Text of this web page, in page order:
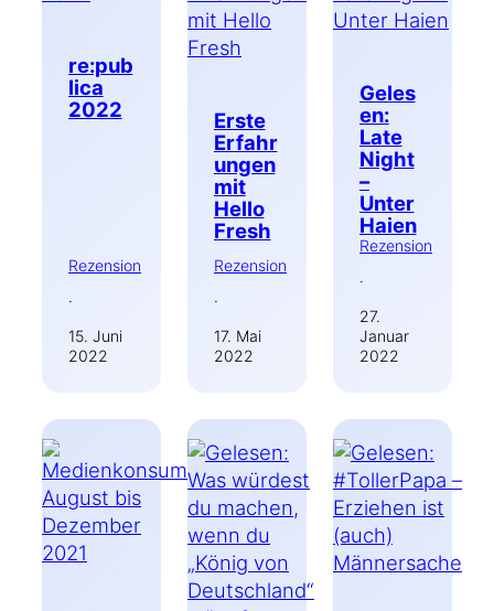
re:pub
lica
2022
Rezension
·
15. Juni
2022
Erste
Erfahr
ungen
mit
Hello
Fresh
Rezension
·
17. Mai
2022
Geles
en:
Late
Night
–
Unter
Haien
Rezension
·
27.
Januar
2022